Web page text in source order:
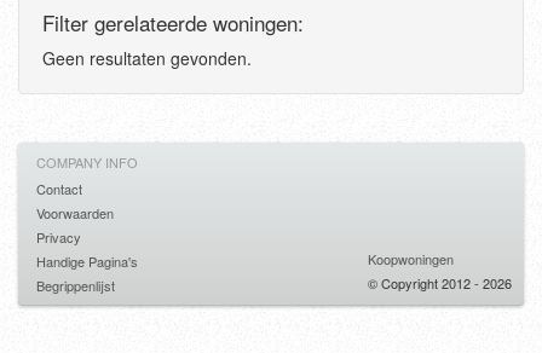
Filter gerelateerde woningen:
Geen resultaten gevonden.
COMPANY INFO
Contact
Voorwaarden
Privacy
Handige Pagina's
Begrippenlijst
Koopwoningen
© Copyright 2012 - 2026